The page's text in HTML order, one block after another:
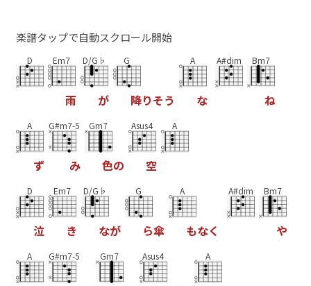
楽譜タップで自動スクロール開始
D Em7
雨
D/G♭
が
G
降りそう
A
な
A#dim Bm7
ね
A
ず
G#m7-5
み
Gm7
色の
Asus4
空
A
D
泣
Em7
き
D/G♭
なが
G
ら傘
A
もなく
A#dim Bm7
や
A G#m7-5 Gm7 Asus4 A